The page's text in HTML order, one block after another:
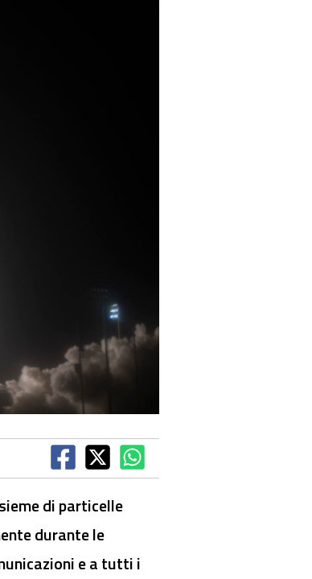
di particelle
durante le
e a tutti i